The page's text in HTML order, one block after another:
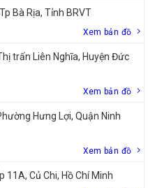
Bà Rịa, Tỉnh BRVT
Xem bản đồ
trấn Liên Nghĩa, Huyện Đức
Xem bản đồ
Hưng Lợi, Quận Ninh
Xem bản đồ
11A, Củ Chi, Hồ Chí Minh